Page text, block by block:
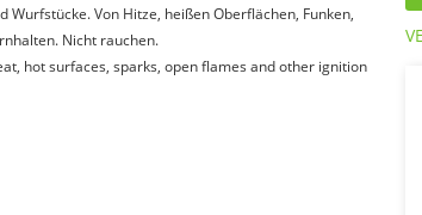
Von Hitze, heißen Oberflächen, Funken,
Nicht rauchen.
hot surfaces, sparks, open flames and other ignition